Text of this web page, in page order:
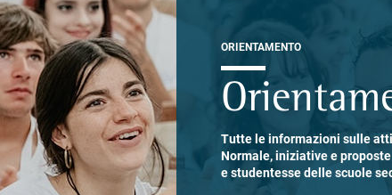
ORIENTAMENTO
Tutte le informazioni sulle
Normale, iniziative e
e studentesse delle scuole